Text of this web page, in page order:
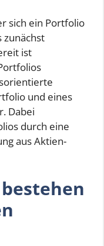
sich ein Portfolio
zunächst
ist
und eines
Dabei
durch eine
aus Aktien-
bestehen